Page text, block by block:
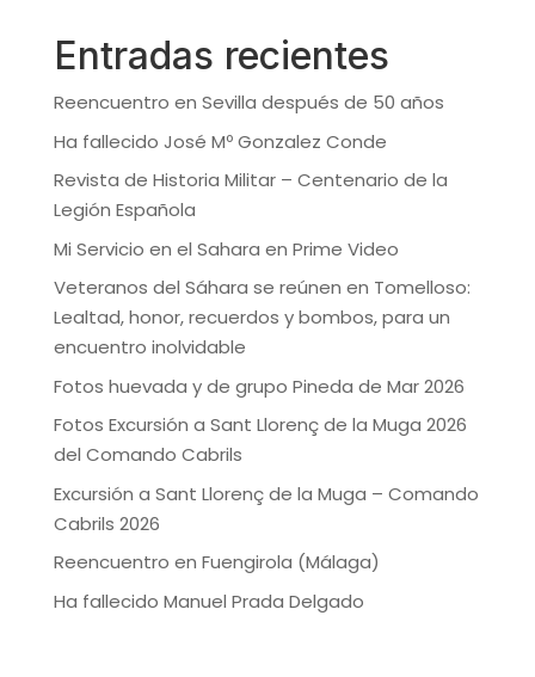
Entradas recientes
Reencuentro en Sevilla después de 50 años
Ha fallecido José Mº Gonzalez Conde
Revista de Historia Militar – Centenario de la
Legión Española
Mi Servicio en el Sahara en Prime Video
Veteranos del Sáhara se reúnen en Tomelloso:
Lealtad, honor, recuerdos y bombos, para un
encuentro inolvidable
Fotos huevada y de grupo Pineda de Mar 2026
Fotos Excursión a Sant Llorenç de la Muga 2026
del Comando Cabrils
Excursión a Sant Llorenç de la Muga – Comando
Cabrils 2026
Reencuentro en Fuengirola (Málaga)
Ha fallecido Manuel Prada Delgado